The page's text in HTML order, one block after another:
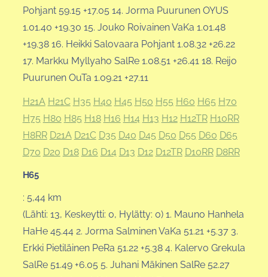
Pohjant 59.15 +17.05 14. Jorma Puurunen OYUS
1.01.40 +19.30 15. Jouko Roivainen VaKa 1.01.48
+19.38 16. Heikki Salovaara Pohjant 1.08.32 +26.22
17. Markku Myllyaho SalRe 1.08.51 +26.41 18. Reijo
Puurunen OuTa 1.09.21 +27.11
H21A H21C H35 H40 H45 H50 H55 H60 H65 H70
H75 H80 H85 H18 H16 H14 H13 H12 H12TR H10RR
H8RR D21A D21C D35 D40 D45 D50 D55 D60 D65
D70 D20 D18 D16 D14 D13 D12 D12TR D10RR D8RR
H65
: 5,44 km
(Lähti: 13, Keskeytti: 0, Hylätty: 0) 1. Mauno Hanhela
HaHe 45.44 2. Jorma Salminen VaKa 51.21 +5.37 3.
Erkki Pietiläinen PeRa 51.22 +5.38 4. Kalervo Grekula
SalRe 51.49 +6.05 5. Juhani Mäkinen SalRe 52.27